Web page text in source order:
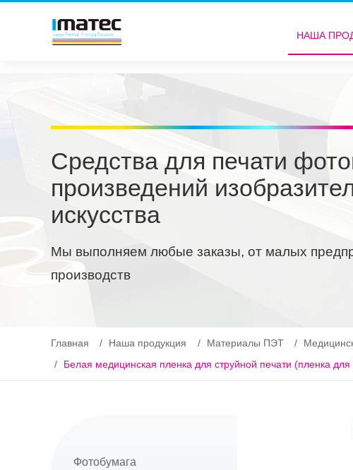
НАША
Средства для печати
произведений
искусства
Мы выполняем любые заказы, от малых
производств
Главная Наша продукция Материалы ПЭТ
Белая медицинская пленка для струйной печати (пленка
Фотобумага